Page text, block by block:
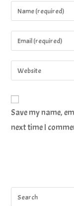
Save my name,
next time I